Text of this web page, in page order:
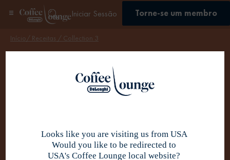
Iniciar Sessão Torne-se um membro
Início/ Receitas / Collection 3
Prazeres da
Delicie-se com a sensação suave da espuma de longa
duração à temperatura fria perfeita e delicie-se com
Looks like you are visiting us from USA
Would you like to be redirected to
USA's Coffee Lounge local website?